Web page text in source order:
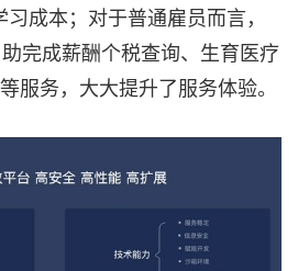
成本；对于普通雇员而言，
完成薪酬个税查询、生育医疗
服务，大大提升了服务体验。